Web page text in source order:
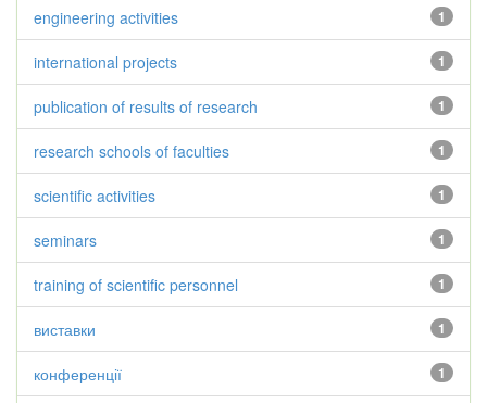
1
engineering activities
1
international projects
1
publication of results of research
1
research schools of faculties
1
scientific activities
1
seminars
1
training of scientific personnel
1
виставки
1
конференції